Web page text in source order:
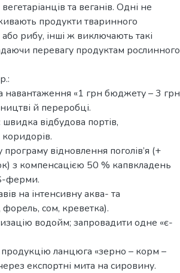
та веганів. Одні не
продукти тваринного
рибу, інші ж виключають такі
перевагу продуктам рослинного
навантаження «1 грн бюджету – 3 грн
й переробці.
швидка відбудова портів,
відновлення поголів’я (+
з компенсацією 50 % капвкладень
ферми.
на інтенсивну аква- та
сом, креветка).
водойм; запровадити одне «є-
ланцюга «зерно – корм –
експортні мита на сировину.